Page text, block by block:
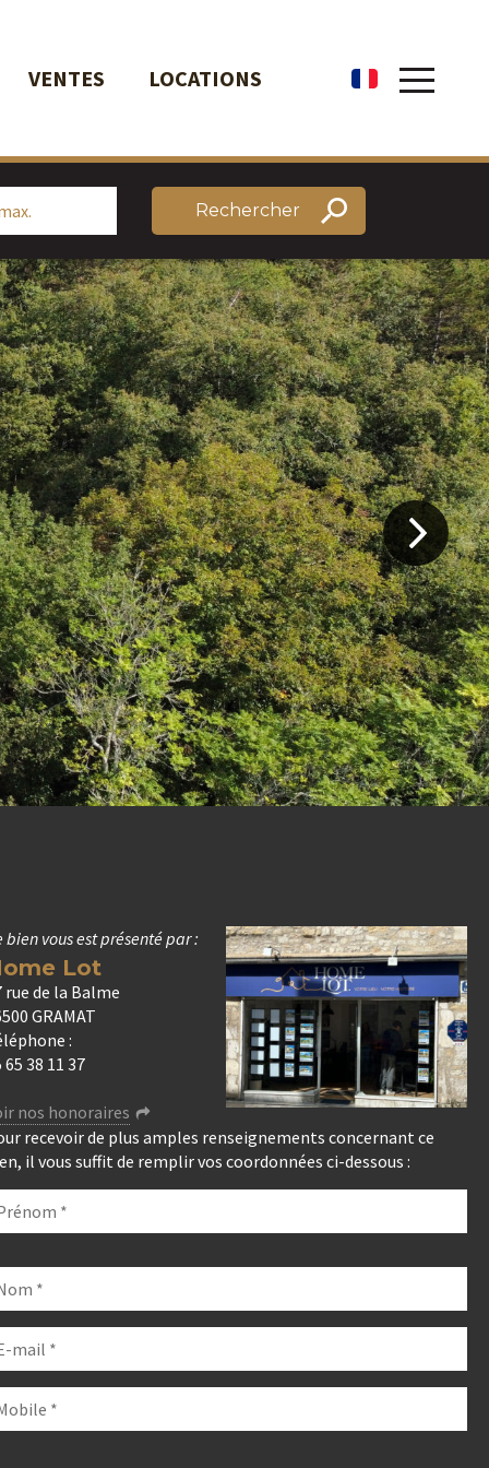
VENTES LOCATIONS
Rechercher
bien vous est présenté par :
Lot
rue de la Balme
GRAMAT
:
65 38 11 37
nos honoraires
recevoir de plus amples renseignements concernant ce
il vous suffit de remplir vos coordonnées ci-dessous :